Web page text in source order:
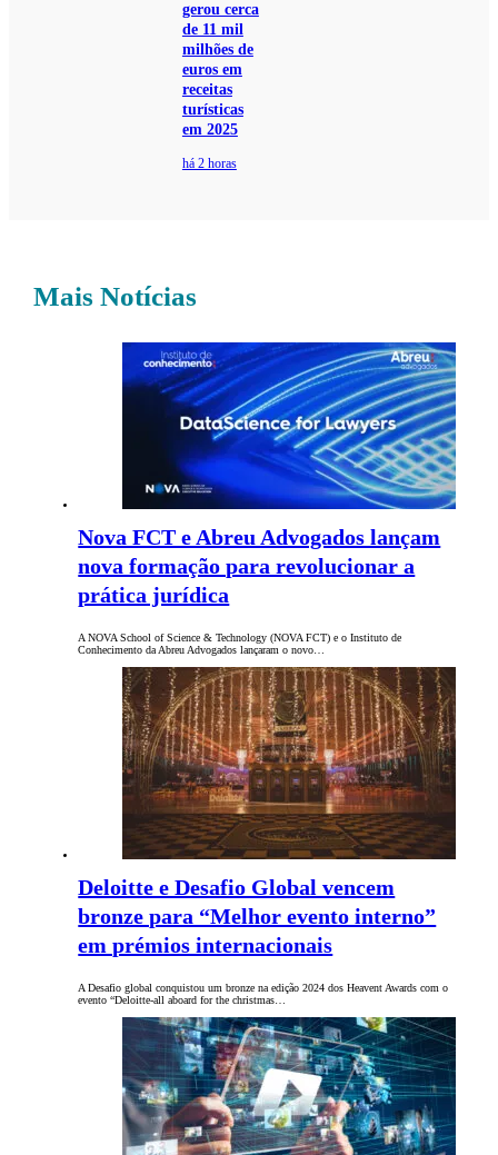
gerou cerca
de 11 mil
milhões de
euros em
receitas
turísticas
em 2025
há 2 horas
Mais Notícias
Nova FCT e Abreu Advogados lançam
nova formação para revolucionar a
prática jurídica
A NOVA School of Science & Technology (NOVA FCT) e o Instituto de
Conhecimento da Abreu Advogados lançaram o novo…
Deloitte e Desafio Global vencem
bronze para “Melhor evento interno”
em prémios internacionais
A Desafio global conquistou um bronze na edição 2024 dos Heavent Awards com o
evento “Deloitte-all aboard for the christmas…